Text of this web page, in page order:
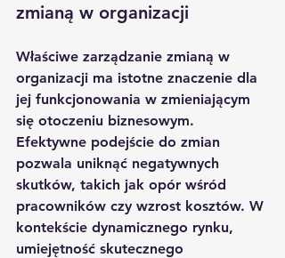
zmianą w organizacji
Właściwe zarządzanie zmianą w
organizacji ma istotne znaczenie dla
jej funkcjonowania w zmieniającym
się otoczeniu biznesowym.
Efektywne podejście do zmian
pozwala uniknąć negatywnych
skutków, takich jak opór wśród
pracowników czy wzrost kosztów. W
kontekście dynamicznego rynku,
umiejętność skutecznego